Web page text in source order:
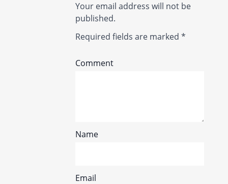
Your email address will not be
published.
Required fields are marked*
Comment
Name
Email